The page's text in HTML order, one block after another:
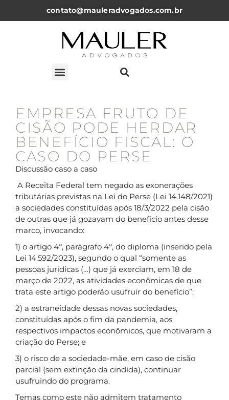
contato@mauleradvogados.com.br
EMPRESA FRUTO DE
CISÃO PODE HERDAR
BENEFÍCIO FISCAL: O
CASO DO PERSE
Discussão caso a caso
A Receita Federal tem negado as exonerações
tributárias previstas na Lei do Perse (Lei 14.148/2021)
a sociedades constituídas após 18/3/2022 pela cisão
de outras que já gozavam do benefício antes desse
marco, invocando:
1) o artigo 4º, parágrafo 4º, do diploma (inserido pela
Lei 14.592/2023), segundo o qual “somente as
pessoas jurídicas (…) que já exerciam, em 18 de
março de 2022, as atividades econômicas de que
trata este artigo poderão usufruir do benefício”;
2) a estraneidade dessas novas sociedades,
constituídas após o fim da pandemia, aos
respectivos impactos econômicos, que motivaram a
criação do Perse; e
3) o risco de a sociedade-mãe, em caso de cisão
parcial (sem extinção da cindida), continuar
usufruindo do programa.
Temas como este não admitem tratamento